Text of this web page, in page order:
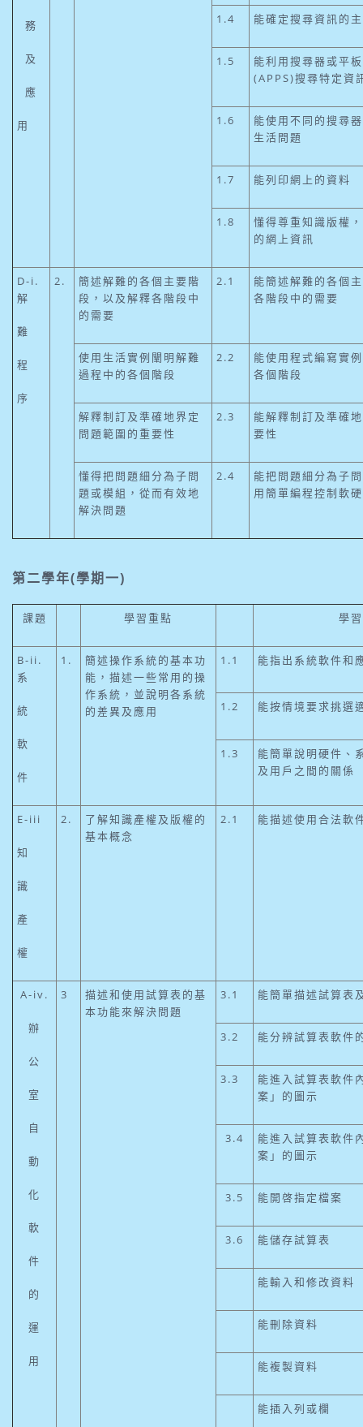
務
及
應
用
1.4 能確定搜尋資訊的
1.5
能利用搜尋器或平
(APPS)搜尋特定資
1.6
能使用不同的搜尋
生活問題
1.7 能列印網上的資料
1.8
懂得尊重知識版權
的網上資訊
D-i.
解
難
程
序
2.
簡述解難的各個主要階
段，以及解釋各階段中
的需要
2.1
能簡述解難的各個
各階段中的需要
使用生活實例闡明解難
過程中的各個階段
2.2
能使用程式編寫實
各個階段
解釋制訂及準確地界定
問題範圍的重要性
2.3
能解釋制訂及準確
要性
懂得把問題細分為子問
題或模組，從而有效地
解決問題
2.4
能把問題細分為子
用簡單編程控制軟
第二學年(學期一)
課題 學習重點 學
B-ii.
系
統
軟
件
1.
簡述操作系統的基本功
能，描述一些常用的操
作系統，並說明各系統
的差異及應用
1.1 能指出系統軟件和
1.2 能按情境要求挑選
1.3
能簡單說明硬件、
及用戶之間的關係
E-iii
知
識
產
權
2.
了解知識產權及版權的
基本概念
2.1 能描述使用合法軟
A-iv.
辦
公
室
自
動
化
軟
件
的
運
用
3
描述和使用試算表的基
本功能來解決問題
3.1 能簡單描述試算表
3.2 能分辨試算表軟件
3.3
能進入試算表軟件
案」的圖示
3.4
能進入試算表軟件
案」的圖示
3.5 能開啓指定檔案
3.6 能儲存試算表
能輸入和修改資料
能刪除資料
能複製資料
能插入列或欄